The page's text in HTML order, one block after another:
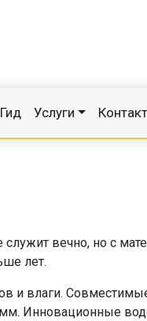
Гид Услуги
служит вечно, но с
лет.
и влаги.
мм. Инновационные